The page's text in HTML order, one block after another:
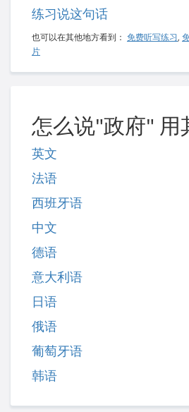
练习说这句话
也可以在其他地方看到： 免费听写练习 ,
片
怎么说"政府" 用
英文
法语
西班牙语
中文
德语
意大利语
日语
俄语
葡萄牙语
韩语